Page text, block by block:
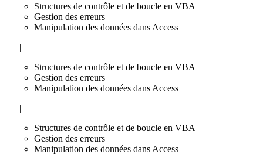
Structures de contrôle et de boucle en VBA
Gestion des erreurs
Manipulation des données dans Access
|
Structures de contrôle et de boucle en VBA
Gestion des erreurs
Manipulation des données dans Access
|
Structures de contrôle et de boucle en VBA
Gestion des erreurs
Manipulation des données dans Access